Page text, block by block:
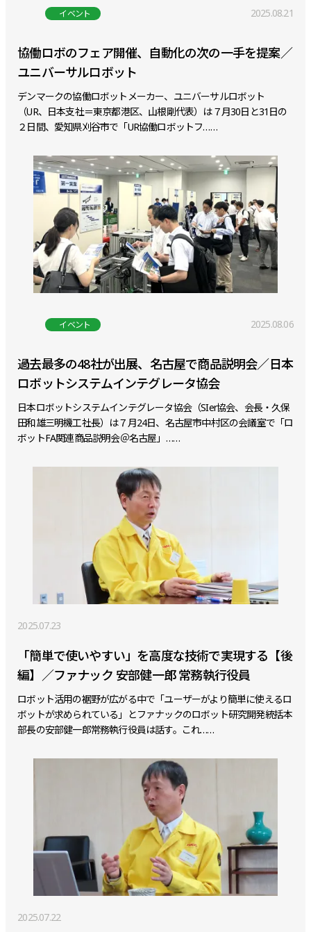
イベント 2025.08.21
協働ロボのフェア開催、自動化の次の一手を提案／
ユニバーサルロボット
デンマークの協働ロボットメーカー、ユニバーサルロボット
（UR、日本支社＝東京都港区、山根剛代表）は７月30日と31日の
２日間、愛知県刈谷市で「UR協働ロボットフ……
イベント 2025.08.06
過去最多の48社が出展、名古屋で商品説明会／日本
ロボットシステムインテグレータ協会
日本ロボットシステムインテグレータ協会（SIer協会、会長・久保
田和雄三明機工社長）は７月24日、名古屋市中村区の会議室で「ロ
ボットFA関連商品説明会＠名古屋」……
2025.07.23
「簡単で使いやすい」を高度な技術で実現する【後
編】／ファナック 安部健一郎 常務執行役員
ロボット活用の裾野が広がる中で「ユーザーがより簡単に使えるロ
ボットが求められている」とファナックのロボット研究開発統括本
部長の安部健一郎常務執行役員は話す。これ……
2025.07.22